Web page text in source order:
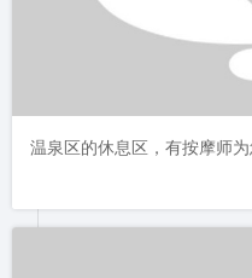
温泉区的休息区，有按摩师